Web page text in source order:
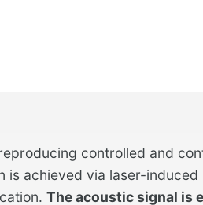
controlled and
achieved via laser-induced
The acoustic signal is